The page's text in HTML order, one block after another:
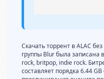
Скачать торрент в ALAC
группы Blur была записана
rock, britpop, indie rock.
составляет порядка 6.44